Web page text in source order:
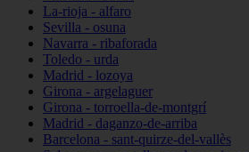
La-rioja - alfaro
Sevilla - osuna
Navarra - ribaforada
Toledo - urda
Madrid - lozoya
Girona - argelaguer
Girona - torroella-de-montgrí
Madrid - daganzo-de-arriba
Barcelona - sant-quirze-del-vallès